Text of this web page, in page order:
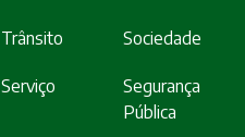
Trânsito Sociedade
Serviço
Segurança
Pública